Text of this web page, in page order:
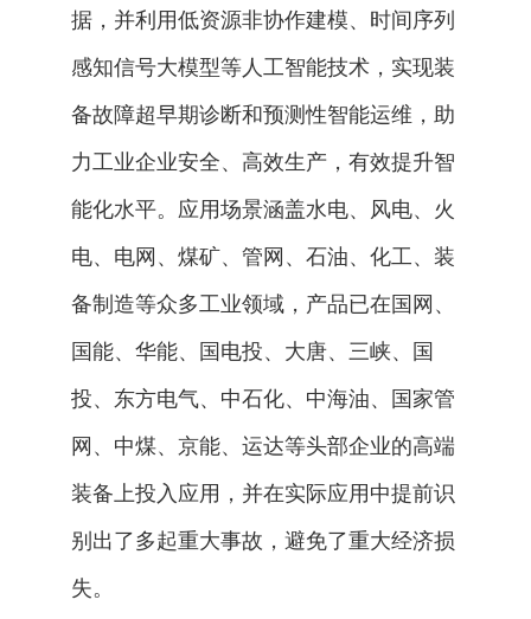
据，并利用低资源非协作建模、时间序列
感知信号大模型等人工智能技术，实现装
备故障超早期诊断和预测性智能运维，助
力工业企业安全、高效生产，有效提升智
能化水平。应用场景涵盖水电、风电、火
电、电网、煤矿、管网、石油、化工、装
备制造等众多工业领域，产品已在国网、
国能、华能、国电投、大唐、三峡、国
投、东方电气、中石化、中海油、国家管
网、中煤、京能、运达等头部企业的高端
装备上投入应用，并在实际应用中提前识
别出了多起重大事故，避免了重大经济损
失。